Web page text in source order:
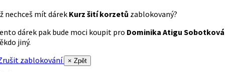
nechceš mít dárek Kurz šití korzetů zablokovaný?
dárek pak bude moci koupit pro Dominika Atigu Sobotková
jiný.
zablokování
× Zpět